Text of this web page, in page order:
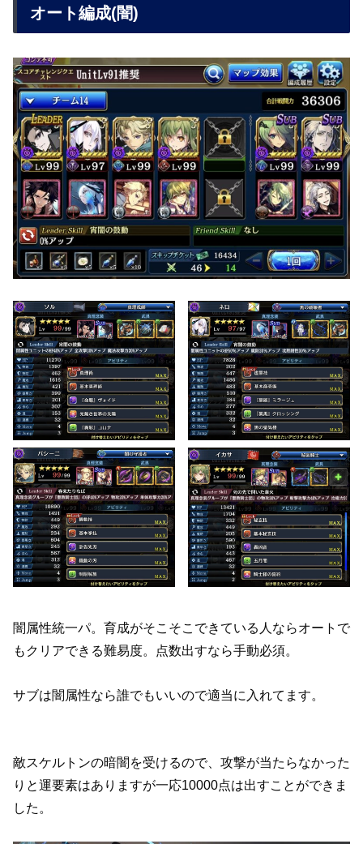
オート編成(闇)
闇属性統一パ。育成がそこそこできている人ならオートで
もクリアできる難易度。点数出すなら手動必須。
サブは闇属性なら誰でもいいので適当に入れてます。
敵スケルトンの暗闇を受けるので、攻撃が当たらなかった
りと運要素はありますが一応10000点は出すことができま
した。